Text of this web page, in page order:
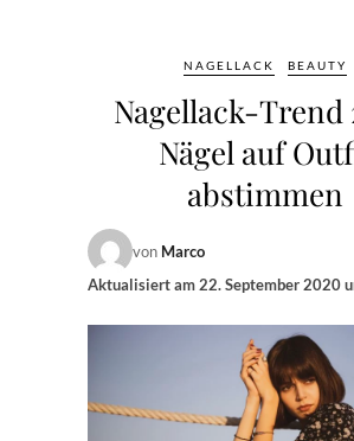
NAGELLACK BEAUTY
Nagellack-Trend
Nägel auf
abstimmen
von Marco
Aktualisiert am22. September 2020